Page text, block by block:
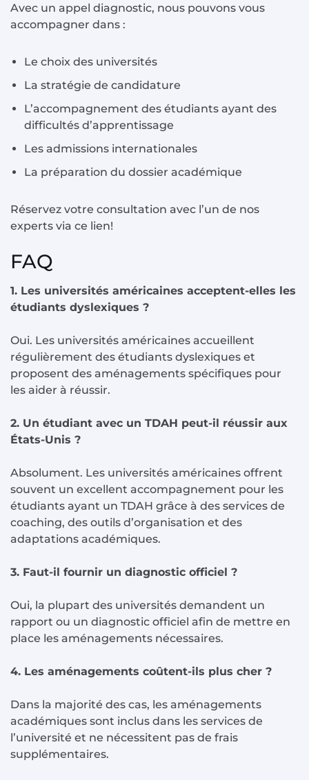
Avec un appel diagnostic, nous pouvons vous
accompagner dans :
Le choix des universités
La stratégie de candidature
L’accompagnement des étudiants ayant des
difficultés d’apprentissage
Les admissions internationales
La préparation du dossier académique
Réservez votre consultation avec l’un de nos
experts via ce lien!
FAQ
1. Les universités américaines acceptent-elles les
étudiants dyslexiques ?
Oui. Les universités américaines accueillent
régulièrement des étudiants dyslexiques et
proposent des aménagements spécifiques pour
les aider à réussir.
2. Un étudiant avec un TDAH peut-il réussir aux
États-Unis ?
Absolument. Les universités américaines offrent
souvent un excellent accompagnement pour les
étudiants ayant un TDAH grâce à des services de
coaching, des outils d’organisation et des
adaptations académiques.
3. Faut-il fournir un diagnostic officiel ?
Oui, la plupart des universités demandent un
rapport ou un diagnostic officiel afin de mettre en
place les aménagements nécessaires.
4. Les aménagements coûtent-ils plus cher ?
Dans la majorité des cas, les aménagements
académiques sont inclus dans les services de
l’université et ne nécessitent pas de frais
supplémentaires.